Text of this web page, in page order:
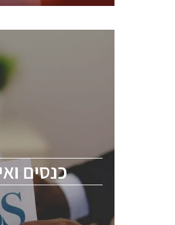
כנסים
כנסים
הסמיקונדקטור כולל
held on May 12-13,
is intended for
in the semiconductor